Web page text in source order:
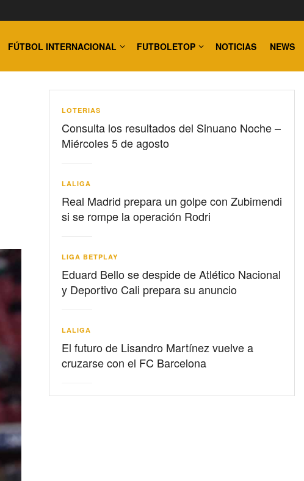
FÚTBOL INTERNACIONAL FUTBOLETOP NOTICIAS NEWS
LOTERIAS
Consulta los resultados del Sinuano Noche –
Miércoles 5 de agosto
LALIGA
Real Madrid prepara un golpe con Zubimendi
si se rompe la operación Rodri
LIGA BETPLAY
Eduard Bello se despide de Atlético Nacional
y Deportivo Cali prepara su anuncio
LALIGA
El futuro de Lisandro Martínez vuelve a
cruzarse con el FC Barcelona